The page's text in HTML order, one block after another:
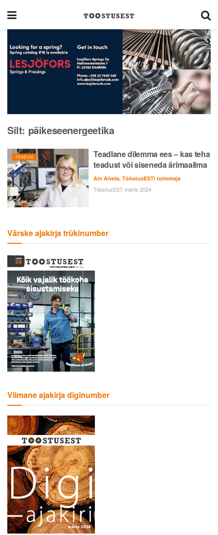
Silt: päikeseenergeetika
TEADUS
Teadlane dilemma ees – kas teha
teadust või siseneda ärimaailma
Ain Alvela, TööstusESTi toimetaja
TööstusEST märts 2024
Värske ajakirja trükinumber
Viimane ajakirja diginumber